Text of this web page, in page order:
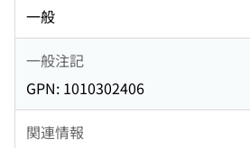
一般
一般注記
GPN: 1010302406
関連情報